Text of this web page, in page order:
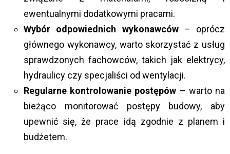
ewentualnymi dodatkowymi pracami.
Wybór odpowiednich wykonawców– oprócz
głównego wykonawcy, warto skorzystać z usług
sprawdzonych fachowców, takich jak elektrycy,
hydraulicy czy specjaliści od wentylacji.
Regularne kontrolowanie postępów – warto na
bieżąco monitorować postępy budowy, aby
upewnić się, że prace idą zgodnie z planem i
budżetem.